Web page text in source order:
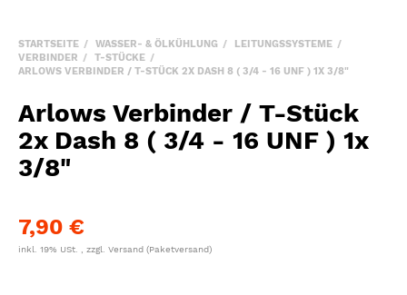
STARTSEITE WASSER- & ÖLKÜHLUNG
LEITUNGSSYSTEME
VERBINDER
T-STÜCKE
ARLOWS VERBINDER / T-STÜCK 2X DASH 8 ( 3/4 - 16 UNF ) 1X 3/8"
Arlows Verbinder / T-Stück
2x Dash 8 ( 3/4 - 16 UNF ) 1x
3/8"
7,90 €
inkl. 19% USt. , zzgl. Versand (Paketversand)